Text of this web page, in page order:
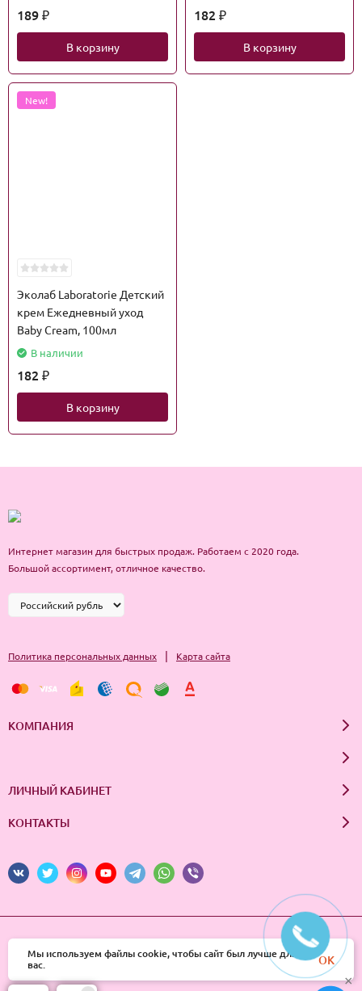
189 ₽
В корзину
182 ₽
В корзину
New!
Эколаб Laboratorie Детский
крем Ежедневный уход
Baby Cream, 100мл
В наличии
182 ₽
В корзину
Интернет магазин для быстрых продаж. Работаем с 2020 года.
Большой ассортимент, отличное качество.
Политика персональных данных | Карта сайта
КОМПАНИЯ
ЛИЧНЫЙ КАБИНЕТ
КОНТАКТЫ
© 2026 InSale. Все права защищены
Мы используем файлы cookie, чтобы сайт был лучше для
вас.
OK
×